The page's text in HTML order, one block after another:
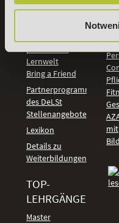
Check
Online Campus -
persönliche
Lernwelt
Bring a Friend
Partnerprogramm
des DeLSt
Stellenangebote
Lexikon
Details zu
Weiterbildungen
TOP-
LEHRGÄNGE
Master
mit